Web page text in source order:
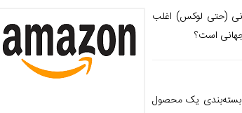
(حتی لوکس) اغلب
جهانی است؟
بسته‌بندی یک محصول